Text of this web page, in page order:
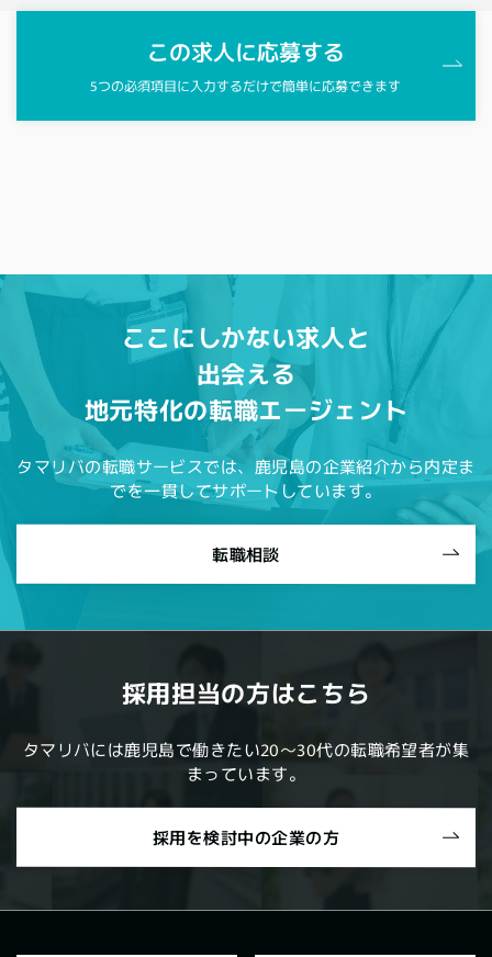
この求人に応募する
5つの必須項目に入力するだけで簡単に応募できます
ここにしかない求人と
出会える
地元特化の転職エージェント
タマリバの転職サービスでは、鹿児島の企業紹介から内定ま
でを一貫してサポートしています。
転職相談
採用担当の方はこちら
タマリバには鹿児島で働きたい20～30代の転職希望者が集
まっています。
採用を検討中の企業の方